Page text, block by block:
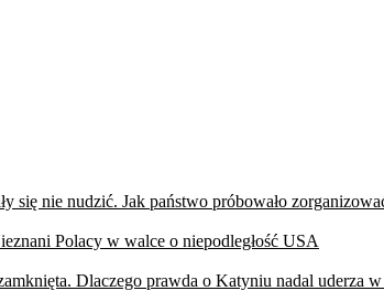
się nie nudzić. Jak państwo próbowało
Polacy w walce o niepodległość USA
Dlaczego prawda o Katyniu nadal uderza